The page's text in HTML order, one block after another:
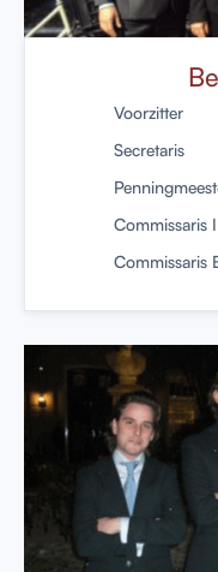
Voorzitter
Secretaris
Commissaris
Commissaris